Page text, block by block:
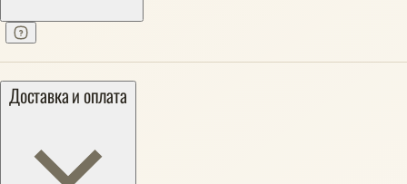
Доставка и оплата